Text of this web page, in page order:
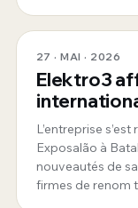
27 · MAI · 2026
Elektro3
au Portugal
L’entreprise
Exposalão à
nouveautés de
firmes de renom